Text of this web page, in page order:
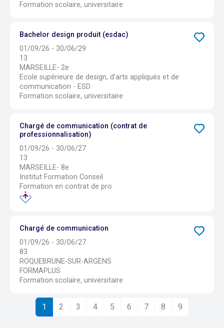
Formation scolaire, universitaire
Bachelor design produit (esdac)
01/09/26 - 30/06/29
13
MARSEILLE- 2e
Ecole supérieure de design, d'arts appliqués et de
communication - ESD
Formation scolaire, universitaire
Chargé de communication (contrat de
professionnalisation)
01/09/26 - 30/06/27
13
MARSEILLE- 8e
Institut Formation Conseil
Formation en contrat de pro
Chargé de communication
01/09/26 - 30/06/27
83
ROQUEBRUNE-SUR-ARGENS
FORMAPLUS
Formation scolaire, universitaire
1 2 3 4 5 6 7 8 9